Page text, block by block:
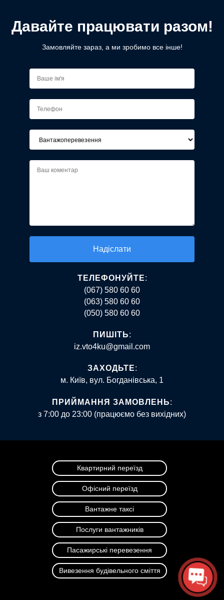
Давайте працювати разом!
Замовляйте зараз, а ми зробимо все інше!
ТЕЛЕФОНУЙТЕ:
(067) 580 60 60
(063) 580 60 60
(050) 580 60 60
ПИШІТЬ:
iz.vto4ku@gmail.com
ЗАХОДЬТЕ:
м. Київ, вул. Богданівська, 1
ПРИЙМАННЯ ЗАМОВЛЕНЬ:
з 7:00 до 23:00 (працюємо без вихідних)
Квартирний переїзд
Офісний переїзд
Вантажне таксі
Послуги вантажників
Пасажирські перевезення
Вивезення будівельного сміття